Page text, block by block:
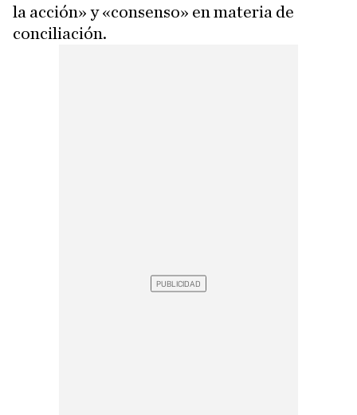
la acción» y «consenso» en materia de
conciliación.